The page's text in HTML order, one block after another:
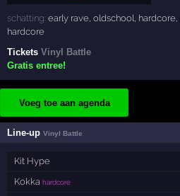
schatting:early rave,oldschool, hardcore,
hardcore
TicketsVinyl Battle
Gratis entree!
Voeg toe aan agenda
Line-upVinyl Battle
Kit Hype
Kokka hardcore